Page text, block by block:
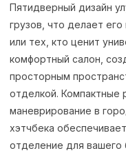
Пятидверный дизайн
грузов, что делает
или тех, кто ценит
комфортный салон,
просторным
отделкой. Компактные
маневрирование в
хэтчбека
отделение для вашего